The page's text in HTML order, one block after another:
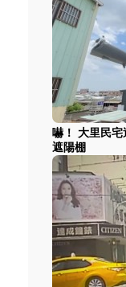
嚇！ 大里民宅
遮陽棚